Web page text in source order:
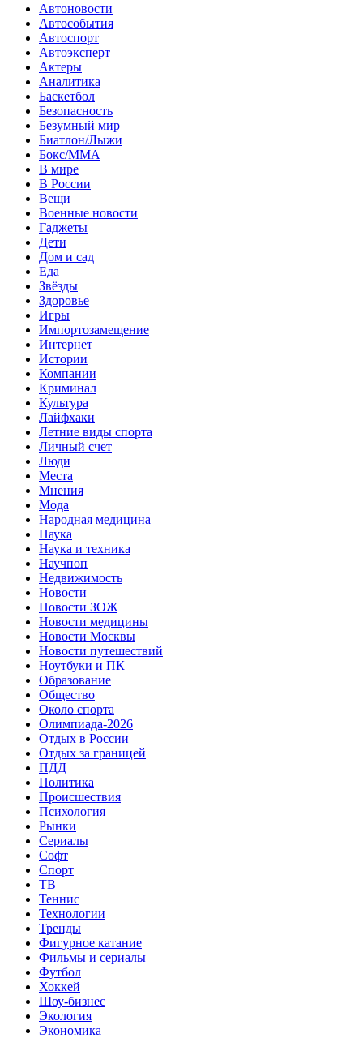
Автоновости
Автособытия
Автоспорт
Автоэксперт
Актеры
Аналитика
Баскетбол
Безопасность
Безумный мир
Биатлон/Лыжи
Бокс/MMA
В мире
В России
Вещи
Военные новости
Гаджеты
Дети
Дом и сад
Еда
Звёзды
Здоровье
Игры
Импортозамещение
Интернет
Истории
Компании
Криминал
Культура
Лайфхаки
Летние виды спорта
Личный счет
Люди
Места
Мнения
Мода
Народная медицина
Наука
Наука и техника
Научпоп
Недвижимость
Новости
Новости ЗОЖ
Новости медицины
Новости Москвы
Новости путешествий
Ноутбуки и ПК
Образование
Общество
Около спорта
Олимпиада-2026
Отдых в России
Отдых за границей
ПДД
Политика
Происшествия
Психология
Рынки
Сериалы
Софт
Спорт
ТВ
Теннис
Технологии
Тренды
Фигурное катание
Фильмы и сериалы
Футбол
Хоккей
Шоу-бизнес
Экология
Экономика